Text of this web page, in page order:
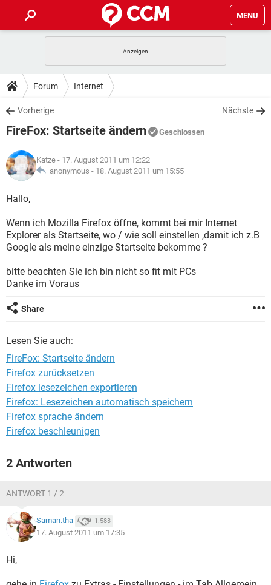
MENU
ANDROID
WINDOWS 10
WHATSAPP TIKTOK
FACEBOOK
TIPPS & TRICKS
SPIELE
WHATSAPP TIKTOK
FACEBOOK
DOWNLOADS
SPIELE STREAMING
ANDROID
WINDOWS 10 INSTAGRAM
WHATSAPP
SPIELE STREAMING
ANDROID
WINDOWS 10
WHATSAPP TIKTOK
FACEBOOK HARDWARE
LEXIKON
SPIELE
WINDOWS 10 INSTAGRAM
WHATSAPP
FACEBOOK HARDWARE
Forum Internet
Vorherige Nächste
FireFox: Startseite ändern Geschlossen
Katze - 17. August 2011 um 12:22
anonymous - 18. August 2011 um 15:55
Hallo,
Wenn ich Mozilla Firefox öffne, kommt bei mir Internet
Explorer als Startseite, wo / wie soll einstellen ,damit ich z.B
Google als meine einzige Startseite bekomme ?
bitte beachten Sie ich bin nicht so fit mit PCs
Danke im Voraus
Share
Lesen Sie auch:
FireFox: Startseite ändern
Firefox zurücksetzen
Firefox lesezeichen exportieren
Firefox: Lesezeichen automatisch speichern
Firefox sprache ändern
Firefox beschleunigen
2 Antworten
ANTWORT 1 / 2
Saman.tha 1.583
17. August 2011 um 17:35
Hi,